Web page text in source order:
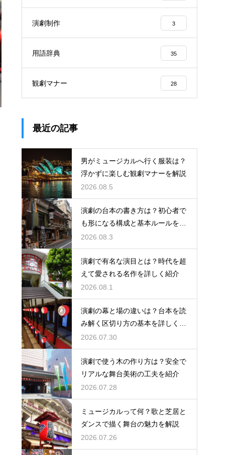
演劇制作 3
用語辞典 35
観劇マナー 28
最近の記事
男がミュージカルへ行く服装は？
浮かずに楽しむ観劇マナーを解説
2026.08.5
演劇の台本の書き方は？初心者で
も形になる構成と基本ルールを解
説
2026.08.3
演劇で有名な演目とは？時代を超
えて愛される名作を詳しく紹介
2026.08.1
演劇の幕と場の違いは？台本を読
み解く区切り方の基本を詳しく解
説
2026.07.30
演劇で使う木の作り方は？安全で
リアルな舞台美術の工夫を紹介
2026.07.28
ミュージカルって何？歌と芝居と
ダンスで描く舞台の魅力を解説
2026.07.26